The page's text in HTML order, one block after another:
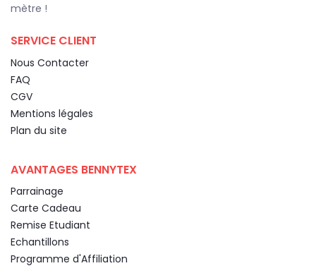
mètre !
SERVICE CLIENT
Nous Contacter
FAQ
CGV
Mentions légales
Plan du site
AVANTAGES BENNYTEX
Parrainage
Carte Cadeau
Remise Etudiant
Echantillons
Programme d'Affiliation